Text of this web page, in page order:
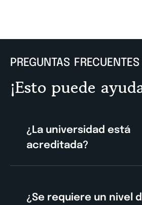
PREGUNTAS FRECUENTES
¡Esto puede
¿La universidad está
acreditada?
¿Se requiere un nivel